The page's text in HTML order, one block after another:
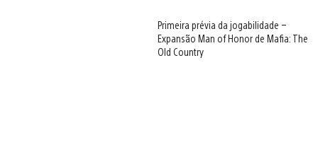
Primeira prévia da jogabilidade –
Expansão Man of Honor de Mafia: The
Old Country